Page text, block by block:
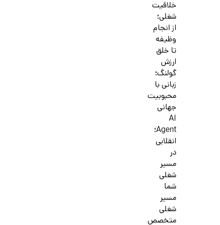
خلاقیت
شغلی؛
از انجام
وظیفه
تا خلق
ارزش
گولنگ؛
زبانی با
محبوبیت
جهانی
AI
Agent؛
انقلابی
در
مسیر
شغلی
شما
مسیر
شغلی
متخصص